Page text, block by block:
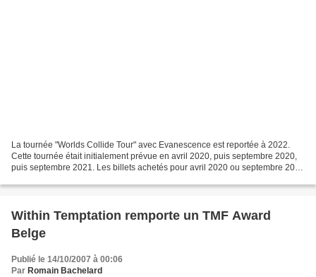
La tournée "Worlds Collide Tour" avec Evanescence est reportée à 2022.
Cette tournée était initialement prévue en avril 2020, puis septembre 2020,
puis septembre 2021. Les billets achetés pour avril 2020 ou septembre 2020
Within Temptation remporte un TMF Award
Belge
Publié le 14/10/2007 à 00:06
Par Romain Bachelard